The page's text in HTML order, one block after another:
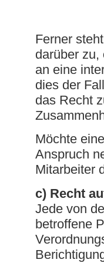
Ferner
darüber zu,
an eine
dies der
das Recht
Möchte
Anspruch
Mitarbeiter
c) Recht
Jede von
betroffene